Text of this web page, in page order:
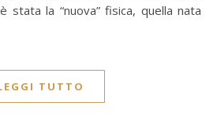
la “nuova” fisica, quella nata
TUTTO